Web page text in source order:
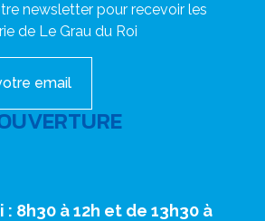
newsletter pour recevoir les
de Le Grau du Roi
email
8h30 à 12h et de 13h30 à